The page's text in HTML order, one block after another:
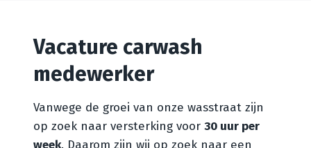
Vacature carwash
medewerker
Vanwege de groei van onze wasstraat zijn
op zoek naar versterking voor 30 uur per
week. Daarom zijn wij op zoek naar een